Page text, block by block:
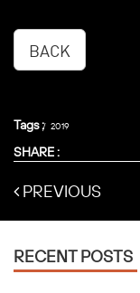
BACK
Tags : 2019
SHARE :
PREVIOUS
RECENT POSTS